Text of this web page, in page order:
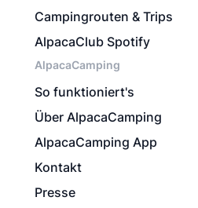
Campingrouten & Trips
AlpacaClub Spotify
AlpacaCamping
So funktioniert's
Über AlpacaCamping
AlpacaCamping App
Kontakt
Presse